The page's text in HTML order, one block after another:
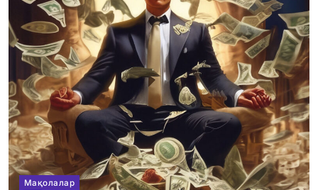
Мақолалар